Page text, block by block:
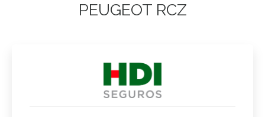
PEUGEOT RCZ